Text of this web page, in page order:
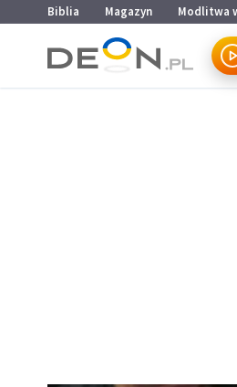
Przejdź do menu głównego
Przejdź do treści
Biblia Magazyn Modlitwa